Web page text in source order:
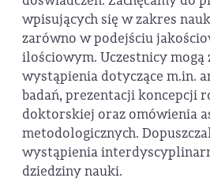
wpisujących się w zakres
zarówno w podejściu
ilościowym. Uczestnicy mogą
wystąpienia dotyczące m.in.
badań, prezentacji koncepcji
doktorskiej oraz omówienia
metodologicznych.
wystąpienia
dziedziny nauki.